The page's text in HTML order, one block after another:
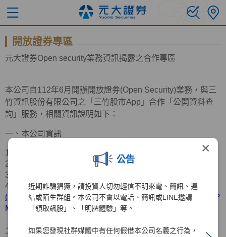
×
公告
近期詐騙猖獗，請投資人切勿輕信不明來電、簡訊、連
結或陌生群組。本公司不會以電話、簡訊或LINE邀請
「領取飆股」、「明牌體驗」等。
如果您發現社群媒體中有任何假借本公司名義之行為，
開放證券專區
元大證券Open security業務資訊揭露之合作專區
本公司自112年6月開辦開放證券(Open Security)業務，與三
竹資訊股份有限公司之「三竹股市App 」合作「公開資料查
詢」服務，相關資訊說明如下：
一、本公司資訊
1.公司名稱：元大證券股份有限公司
2.公司地址：台北市中山區南京東路三段
3.服務電話：
4.營業據點：請參考官網資訊
( https://www.yuanta.com.tw/eyuanta/Securities/YuantaMap/?
MainId=00415&C1=2018040209063191&C2=&Level=1
二、合作業者資訊